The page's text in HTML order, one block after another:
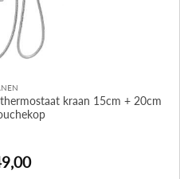
kraan 15cm + 20cm